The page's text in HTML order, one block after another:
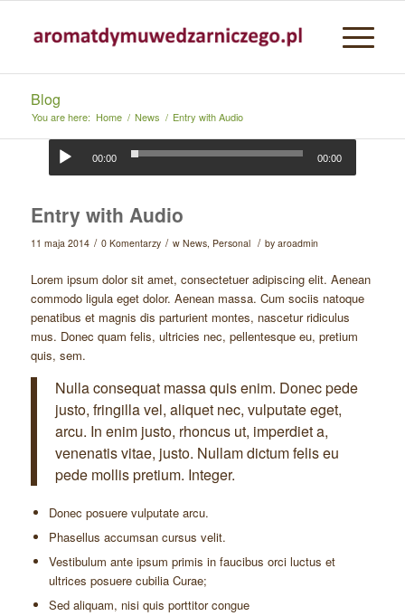
Blog
You are here: Home / News / Entry with Audio
00:00 00:00
Entry with Audio
11 maja 2014 / 0 Komentarzy / w News, Personal / by aroadmin
Lorem ipsum dolor sit amet, consectetuer adipiscing elit. Aenean
commodo ligula eget dolor. Aenean massa. Cum sociis natoque
penatibus et magnis dis parturient montes, nascetur ridiculus
mus. Donec quam felis, ultricies nec, pellentesque eu, pretium
quis, sem.
Nulla consequat massa quis enim. Donec pede
justo, fringilla vel, aliquet nec, vulputate eget,
arcu. In enim justo, rhoncus ut, imperdiet a,
venenatis vitae, justo. Nullam dictum felis eu
pede mollis pretium. Integer.
Donec posuere vulputate arcu.
Phasellus accumsan cursus velit.
Vestibulum ante ipsum primis in faucibus orci luctus et
ultrices posuere cubilia Curae;
Sed aliquam, nisi quis porttitor congue